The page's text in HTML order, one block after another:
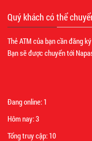
Quý khách có thể
Thẻ ATM của bạn cần đăng
Bạn sẽ được chuyển tới
Đang online: 1
Hôm nay:3
Tổng truy cập: 10